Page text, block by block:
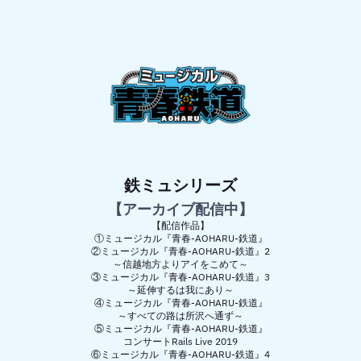
鉄ミュシリーズ
【アーカイブ配信中】
【配信作品】
①ミュージカル『青春-AOHARU-鉄道』
②ミュージカル『青春-AOHARU-鉄道』2
～信越地方よりアイをこめて～
③ミュージカル『青春-AOHARU-鉄道』3
～延伸するは我にあり～
④ミュージカル『青春-AOHARU-鉄道』
～すべての路は所沢へ通ず～
⑤ミュージカル『青春-AOHARU-鉄道』
コンサートRails Live 2019
⑥ミュージカル『青春-AOHARU-鉄道』4